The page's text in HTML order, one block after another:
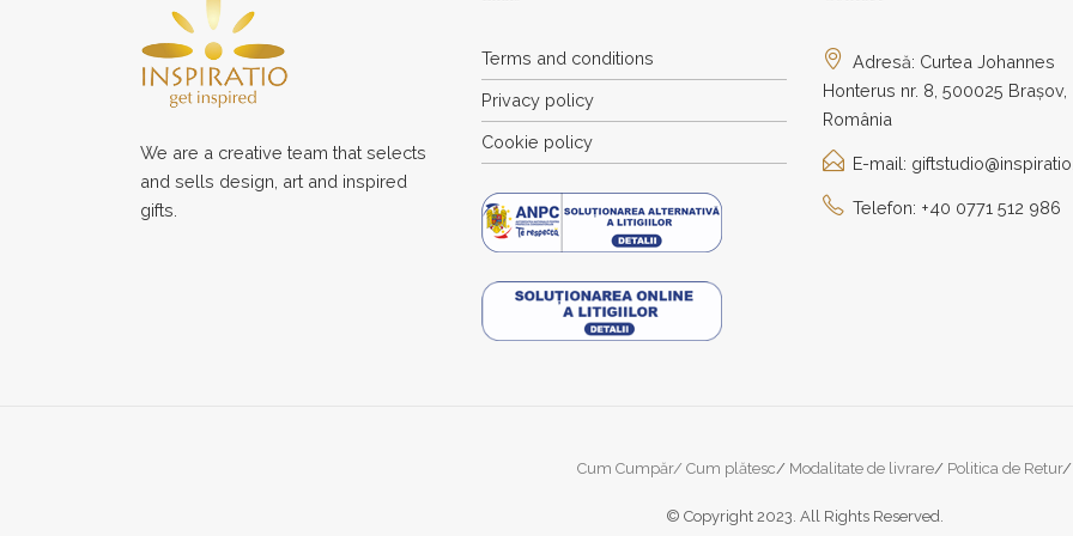
We are a creative team that selects
and sells design, art and inspired
gifts.
Terms and conditions
Privacy policy
Cookie policy
Adresă: Curtea Johannes
Honterus nr. 8, 500025 Brașov,
România
E-mail:
Telefon: +40 0771 512 986
Cum Cumpăr/ Cum plătesc Modalitate de livrare Politica de Retur
© Copyright 2023. All Rights Reserved.